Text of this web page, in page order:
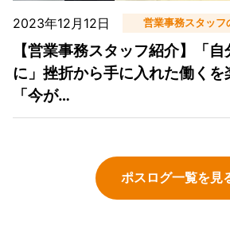
2023年12月12日 営業事務スタッフ
【営業事務スタッフ紹介】「
に」挫折から手に入れた働くを
「今が…
ポスログ一覧を見